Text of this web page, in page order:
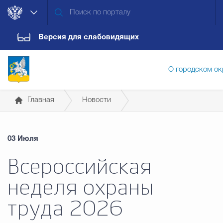
Версия для слабовидящих
О городском
Новости Обращения граждан
Главная Новости
03 Июля
Всероссийская
неделя охраны
труда 2026